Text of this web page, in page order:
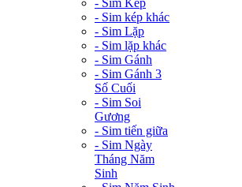
- Sim kép khác
- Sim Lặp
- Sim lặp khác
- Sim Gánh
- Sim Gánh 3
Số Cuối
- Sim Soi
Gương
- Sim tiến giữa
- Sim Ngày
Tháng Năm
Sinh